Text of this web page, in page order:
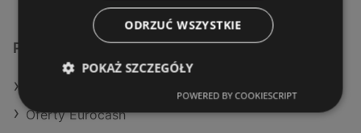
Podobne sklepy detaliczne
Oferty Eurocash
ODRZUĆ WSZYSTKIE
POKAŻ SZCZEGÓŁY
POWERED BY COOKIESCRIPT